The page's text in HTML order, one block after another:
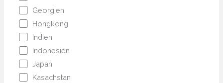
Georgien
Hongkong
Indien
Indonesien
Japan
Kasachstan